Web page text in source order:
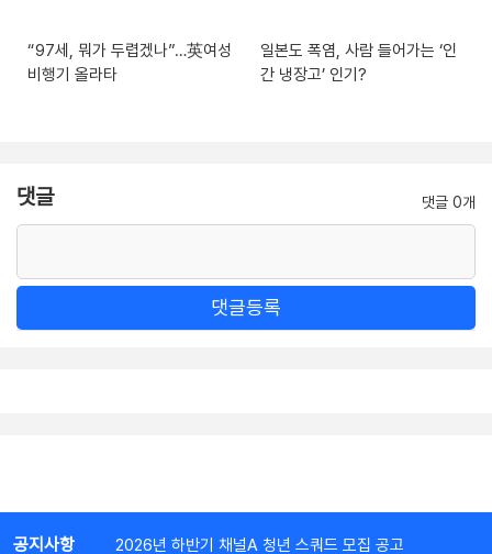
“97세, 뭐가 두렵겠나”…英여성
비행기 올라타
일본도 폭염, 사람 들어가는 ‘인
간 냉장고’ 인기?
댓글 댓글 0개
댓글등록
공지사항 2026년 하반기 채널A 청년 스쿼드 모집 공고